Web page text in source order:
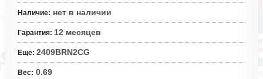
Наличие: нет в наличии
Гарантия: 12 месяцев
Ещё: 2409BRN2CG
Вес: 0.69